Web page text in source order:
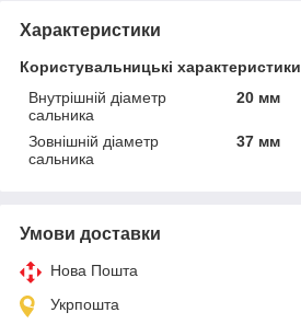
Характеристики
Користувальницькі характеристики
Внутрішній діаметр
сальника
20 мм
Зовнішній діаметр
сальника
37 мм
Умови доставки
Нова Пошта
Укрпошта